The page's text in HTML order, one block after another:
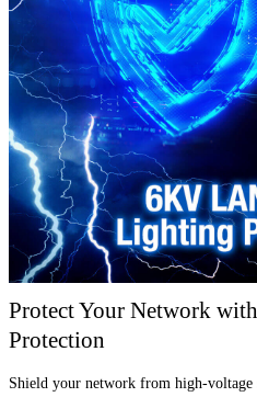
Protect Your Network
Protection
Shield your network from high-